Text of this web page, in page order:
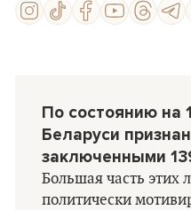
По состоянию на
Беларуси
заключенными
Большая часть этих
политически